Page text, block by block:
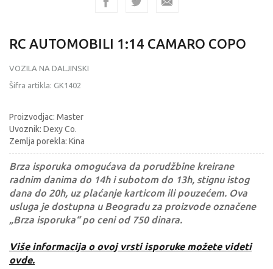
RC AUTOMOBILI 1:14 CAMARO COPO
VOZILA NA DALJINSKI
Šifra artikla: GK1402
Proizvodjac: Master
Uvoznik: Dexy Co.
Zemlja porekla: Kina
Brza isporuka omogućava da porudžbine kreirane
radnim danima do 14h i subotom do 13h, stignu istog
dana do 20h, uz plaćanje karticom ili pouzećem. Ova
usluga je dostupna u Beogradu za proizvode označene
„Brza isporuka“ po ceni od 750 dinara.
Više informacija o ovoj vrsti isporuke možete videti
ovde.